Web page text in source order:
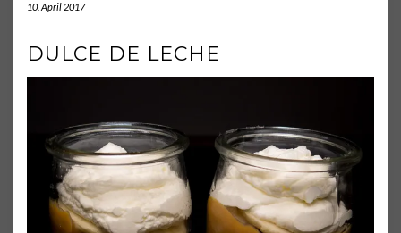
10. April 2017
DULCE DE LECHE